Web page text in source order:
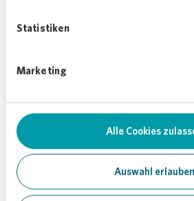
Statistiken
Marketing
Alle Cookies
Auswahl erlauben
Hilfe für die Stadt